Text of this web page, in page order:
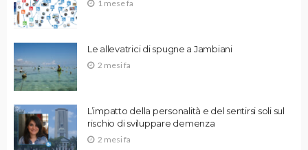
1 mese fa
Le allevatrici di spugne a Jambiani
2 mesi fa
L’impatto della personalità e del sentirsi soli sul
rischio di sviluppare demenza
2 mesi fa